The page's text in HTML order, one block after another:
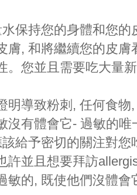
保持您的身體和您
膚, 和將繼續您的皮
。您並且需要吃大量
明導致粉刺, 任何食
沒有體會它- 過敏的
給予密切的關注對
許並且想要拜訪
敏的, 既使他們沒體會